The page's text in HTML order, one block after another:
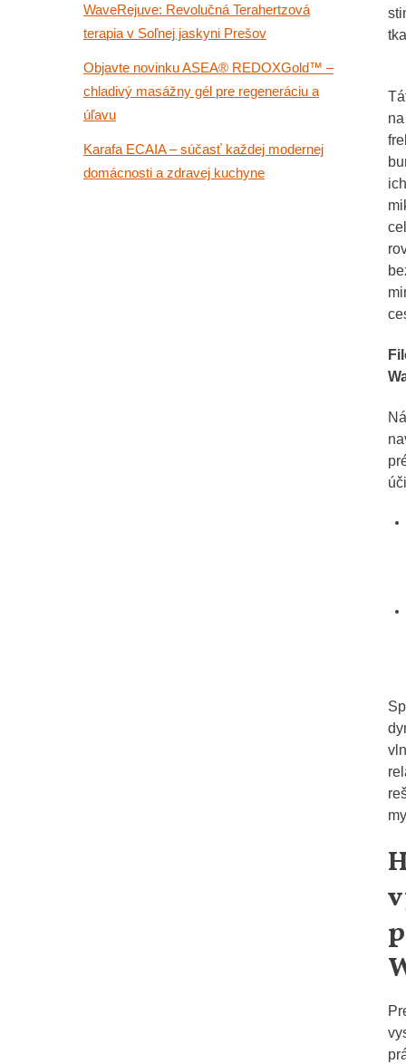
WaveRejuve: Revolučná Terahertzová
terapia v Soľnej jaskyni Prešov
Objavte novinku ASEA® REDOXGold™ –
chladivý masážny gél pre regeneráciu a
úľavu
Karafa ECAIA – súčasť každej modernej
domácnosti a zdravej kuchyne